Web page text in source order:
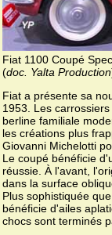
Fiat 1100 Coupé
(doc. Yalta Production
Fiat a présente sa
1953. Les
berline familiale
les créations plus
Giovanni Michelotti
Le coupé bénéficie
réussie. À l'avant,
dans la surface
Plus sophistiquée
bénéficie d'ailes
chocs sont terminés